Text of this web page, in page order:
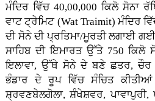
ਮੰਦਿਰ ਵਿੱਚ 40,00,000 ਕਿਲੋ
ਵਾਟ ਟ੍ਰੇਮਿਟ (Wat Traimit) ਮੰਦਿਰ
ਦੀ ਸੋਨੇ ਦੀ ਪ੍ਰਤਿਮਾ/ਮੂਰਤੀ ਲਗਾਈ
ਸਾਹਿਬ ਦੀ ਇਮਾਰਤ ਉੱਤੇ 750
ਇਲਾਵਾ, ਉੱਥੇ ਸੋਨੇ ਦੇ ਬਣੇ ਛਤਰ, ਚੌਰ
ਭੰਡਾਰ ਦੇ ਰੂਪ ਵਿੱਚ ਸੰਚਿਤ
ਸ਼੍ਰਵਣਬੇਲਗੋਲਾ, ਸ਼ੰਖੇਸ਼ਵਰ, ਪਾਵਾਪੁਰੀ,